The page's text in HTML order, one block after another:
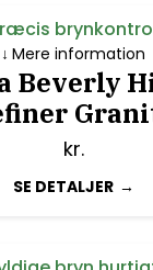
Beverly
kr.
SE DETALJER
Mere information